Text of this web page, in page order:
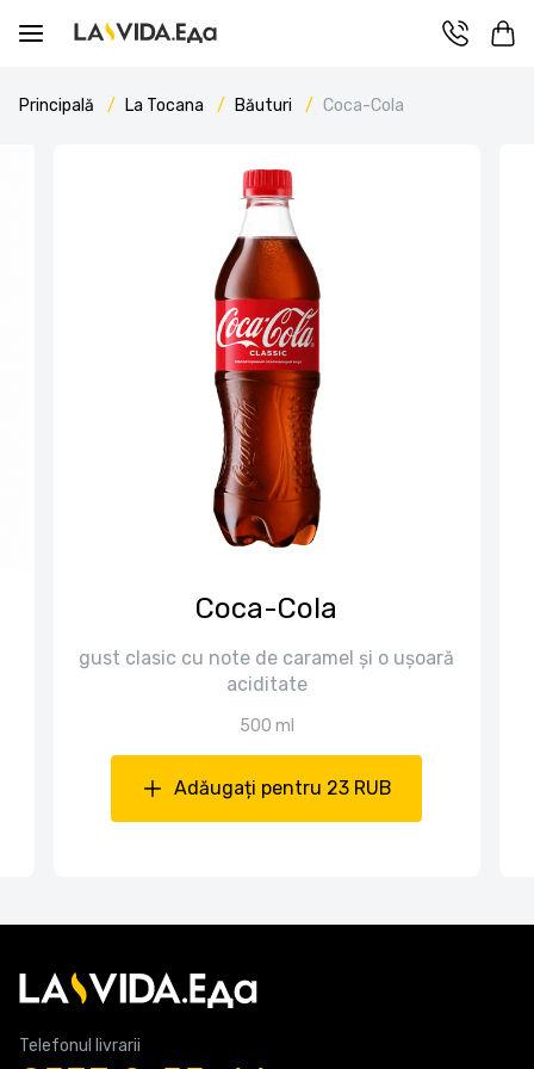
Principală La Tocana Băuturi Coca-Cola
Coca-Cola
gust clasic cu note de caramel și o ușoară
aciditate
500 ml
Adăugați pentru 23 RUB
Telefonul livrarii